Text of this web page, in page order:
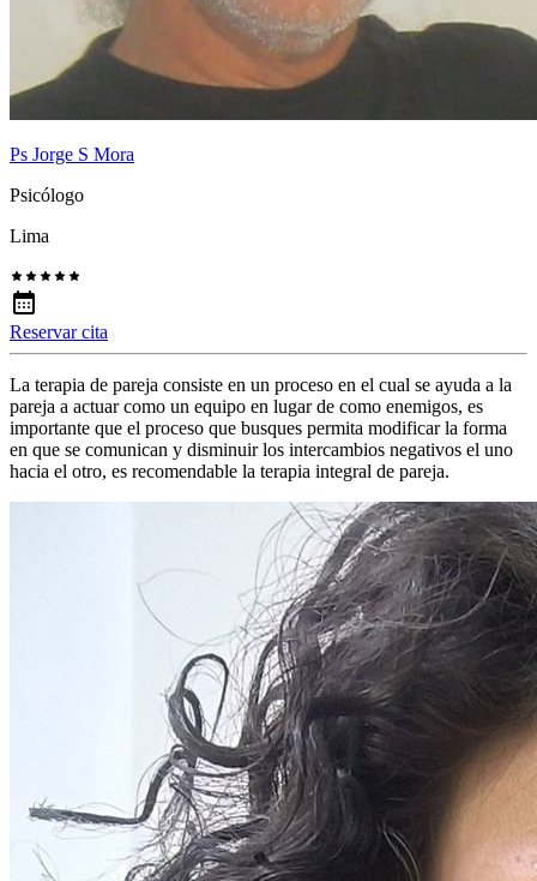
Ps Jorge S Mora
Psicólogo
Lima
Reservar cita
La terapia de pareja consiste en un proceso en el cual se ayuda a la
pareja a actuar como un equipo en lugar de como enemigos, es
importante que el proceso que busques permita modificar la forma
en que se comunican y disminuir los intercambios negativos el uno
hacia el otro, es recomendable la terapia integral de pareja.